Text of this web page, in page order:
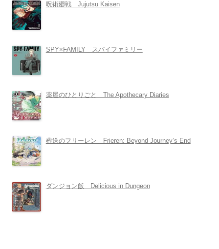
呪術廻戦 Jujutsu Kaisen
SPY×FAMILY スパイファミリー
薬屋のひとりごと The Apothecary Diaries
葬送のフリーレン Frieren: Beyond Journey’s End
ダンジョン飯 Delicious in Dungeon